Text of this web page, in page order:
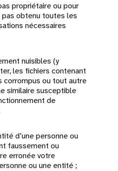
propriétaire ou pour
pas obtenu toutes les
nécessaires
nuisibles (y
les fichiers contenant
corrompus ou tout autre
similaire susceptible
de
d’une personne ou
faussement ou
erronée votre
ou une entité ;